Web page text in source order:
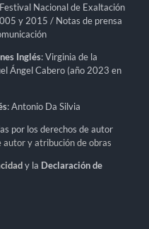
Nacional de Exaltación
y 2015 / Notas de prensa
Inglés: Virginia de la
Ángel Cabero (año 2023 en
: Antonio Da Silvia
por los derechos de autor
autor y atribución de obras
y la Declaración de